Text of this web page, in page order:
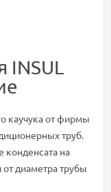
INSUL
каучука от фирмы
труб.
конденсата на
диаметра трубы